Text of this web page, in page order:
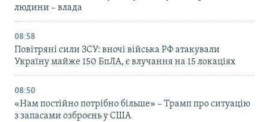
людини – влада
08:58
Повітряні сили ЗСУ: вночі війська РФ атакували
Україну майже 150 БпЛА, є влучання на 15 локаціях
08:50
«Нам постійно потрібно більше» – Трамп про ситуацію
з запасами озброєнь у США